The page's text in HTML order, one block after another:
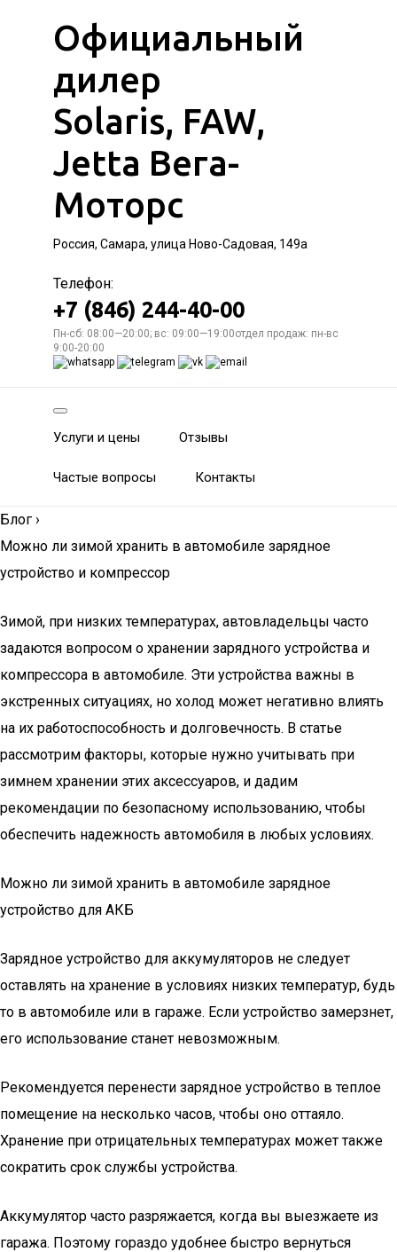
Официальный
дилер
Solaris, FAW,
Jetta Вега-
Моторс
Россия, Самара, улица Ново-Садовая, 149а
Телефон:
+7 (846) 244-40-00
Пн-сб: 08:00—20:00; вс: 09:00—19:00отдел продаж: пн-вс
9:00-20:00
Услуги и цены Отзывы
Частые вопросы Контакты
Блог ›
Можно ли зимой хранить в автомобиле зарядное
устройство и компрессор
Зимой, при низких температурах, автовладельцы часто
задаются вопросом о хранении зарядного устройства и
компрессора в автомобиле. Эти устройства важны в
экстренных ситуациях, но холод может негативно влиять
на их работоспособность и долговечность. В статье
рассмотрим факторы, которые нужно учитывать при
зимнем хранении этих аксессуаров, и дадим
рекомендации по безопасному использованию, чтобы
обеспечить надежность автомобиля в любых условиях.
Можно ли зимой хранить в автомобиле зарядное
устройство для АКБ
Зарядное устройство для аккумуляторов не следует
оставлять на хранение в условиях низких температур, будь
то в автомобиле или в гараже. Если устройство замерзнет,
его использование станет невозможным.
Рекомендуется перенести зарядное устройство в теплое
помещение на несколько часов, чтобы оно оттаяло.
Хранение при отрицательных температурах может также
сократить срок службы устройства.
Аккумулятор часто разряжается, когда вы выезжаете из
гаража. Поэтому гораздо удобнее быстро вернуться